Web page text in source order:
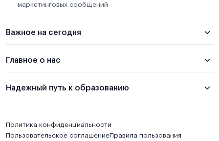
маркетинговых сообщений
Важное на сегодня
Главное о нас
Надежный путь к образованию
Политика конфиденциальности
Пользовательское соглашениеПравила пользования